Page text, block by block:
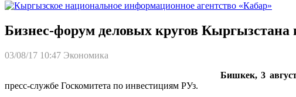
Бизнес-форум деловых кругов Кыргызстана
03/08/17 10:47 Экономика
Бишкек, 3
пресс-службе Госкомитета по инвестициям РУз.